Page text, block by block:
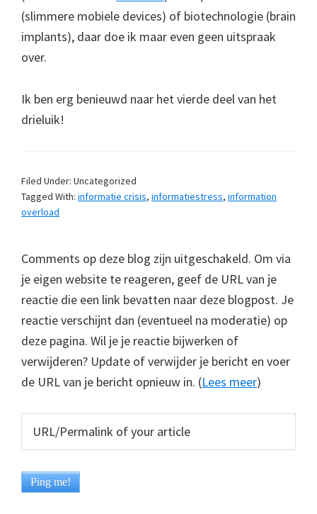
(slimmere mobiele devices) of biotechnologie (brain
implants), daar doe ik maar even geen uitspraak
over.
Ik ben erg benieuwd naar het vierde deel van het
drieluik!
Filed Under: Uncategorized
Tagged With: informatie crisis, informatiestress, information
overload
Comments op deze blog zijn uitgeschakeld. Om via
je eigen website te reageren, geef de URL van je
reactie die een link bevatten naar deze blogpost. Je
reactie verschijnt dan (eventueel na moderatie) op
deze pagina. Wil je je reactie bijwerken of
verwijderen? Update of verwijder je bericht en voer
de URL van je bericht opnieuw in. (Lees meer)